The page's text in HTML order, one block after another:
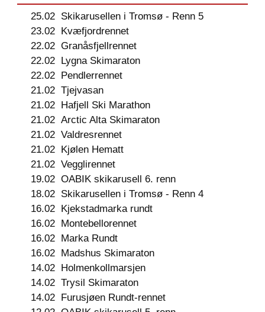
25.02 Skikarusellen i Tromsø - Renn 5
23.02
Kvæfjordrennet
22.02 Granåsfjellrennet
22.02
Lygna Skimaraton
22.02
Pendlerrennet
21.02 Tjejvasan
21.02
Hafjell Ski Marathon
21.02 Arctic Alta Skimaraton
21.02 Valdresrennet
21.02
Kjølen Hematt
21.02 Vegglirennet
19.02 OABIK skikarusell 6. renn
18.02 Skikarusellen i Tromsø - Renn 4
16.02
Kjekstadmarka rundt
16.02
Montebellorennet
16.02
Marka Rundt
16.02
Madshus Skimaraton
14.02
Holmenkollmarsjen
14.02 Trysil Skimaraton
14.02
Furusjøen Rundt-rennet